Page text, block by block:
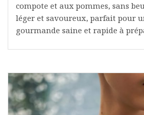
compote et aux pommes, sans
léger et savoureux, parfait pour
gourmande saine et rapide à